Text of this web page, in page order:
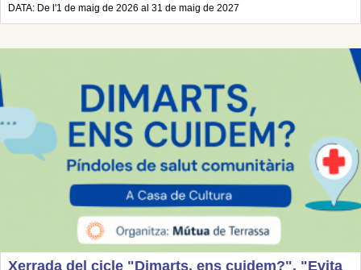
DATA: De l'1 de maig de 2026 al 31 de maig de 2027
Xerrada del cicle "Dimarts, ens cuidem?". "Evita